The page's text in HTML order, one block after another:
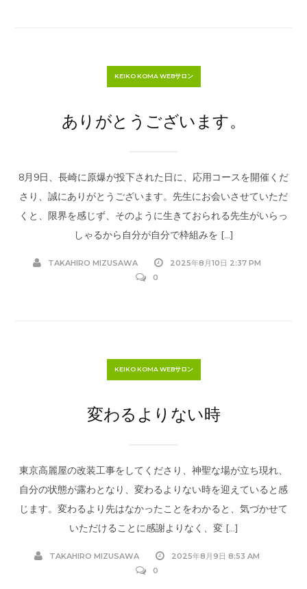
KEIKO KOMA WEBサロン
ありがとうございます。
8月9日、長崎に原爆が投下された日に、応用コースを開催くだ
さり、誠にありがとうございます。先生にお会いさせていただ
くと、限界を感じず、そのように生きておられる先生がいらっ
しゃるから自分が自分で枠組みを […]
TAKAHIRO MIZUSAWA
2025年8月10日 2:37 PM
0
KEIKO KOMA WEBサロン
変わるよりない時
東京高麗屋の改装工事をしてくださり、神聖な場が立ち現れ、
自分の状態が露わとなり、変わるよりない時を迎えていると感
じます。変わるより先はなかったことをわかると、気づかせて
いただけることに感謝よりなく、変 […]
TAKAHIRO MIZUSAWA
2025年8月9日 8:53 AM
0